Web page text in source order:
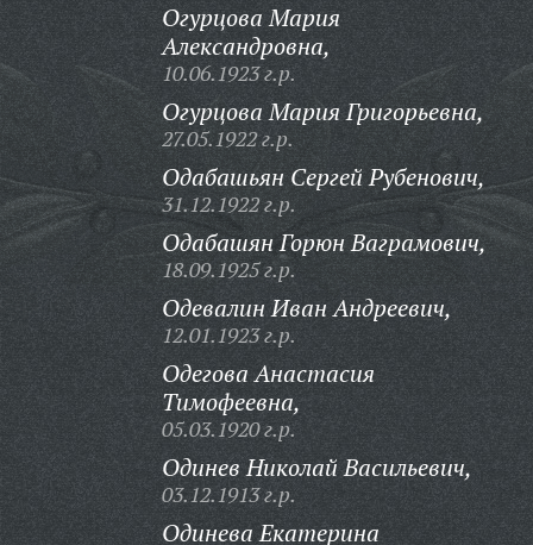
Огурцова Мария
Александровна,
10.06.1923 г.р.
Огурцова Мария Григорьевна,
27.05.1922 г.р.
Одабашьян Сергей Рубенович,
31.12.1922 г.р.
Одабашян Горюн Ваграмович,
18.09.1925 г.р.
Одевалин Иван Андреевич,
12.01.1923 г.р.
Одегова Анастасия
Тимофеевна,
05.03.1920 г.р.
Одинев Николай Васильевич,
03.12.1913 г.р.
Одинева Екатерина